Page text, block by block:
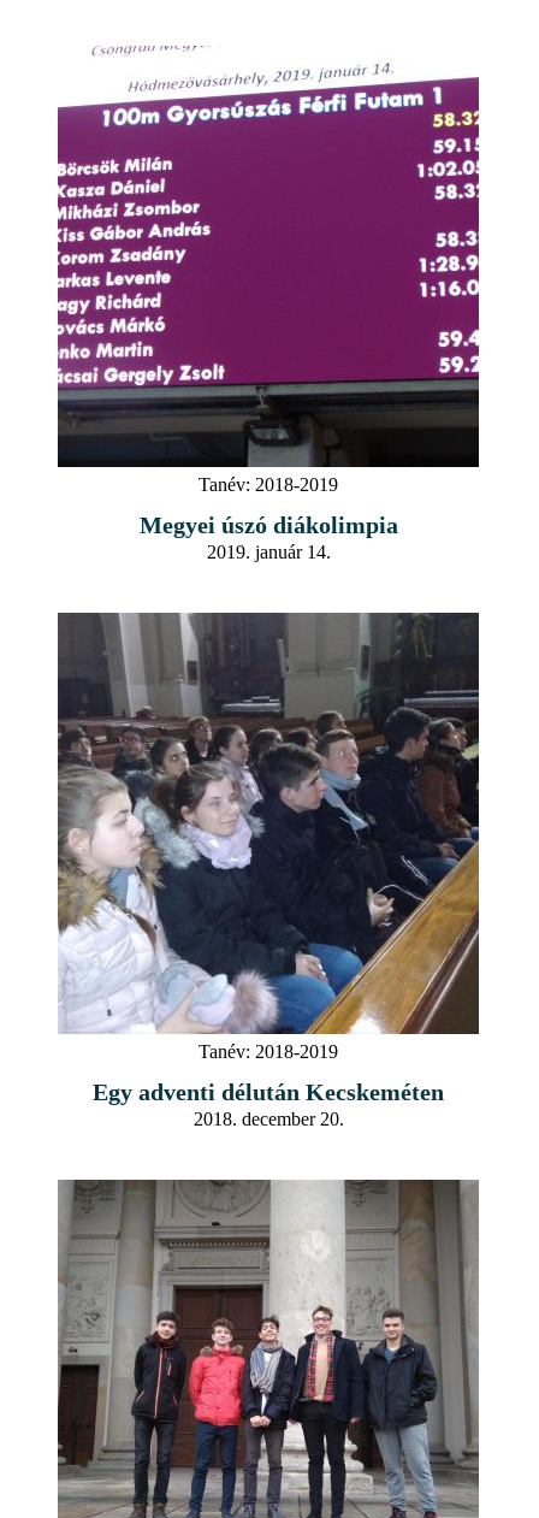
Tanév: 2018-2019
Megyei úszó diákolimpia
2019. január 14.
Tanév: 2018-2019
Egy adventi délután Kecskeméten
2018. december 20.